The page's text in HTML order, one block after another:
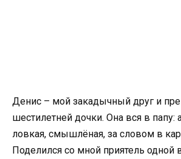
Денис – мой закадычный друг и
шестилетней дочки. Она вся в папу:
ловкая, смышлёная, за словом в
Поделился со мной приятель одной